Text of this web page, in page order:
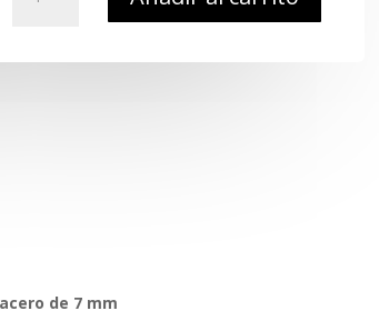
Bushingde 7 mm